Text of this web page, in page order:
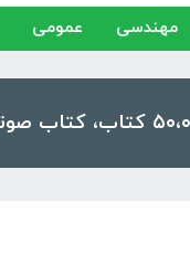
مهندسی عمومی